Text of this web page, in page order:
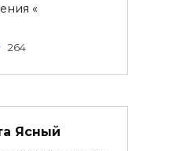
«
264
Ясный